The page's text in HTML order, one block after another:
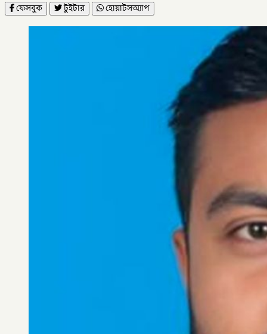
ফেসবুক
টুইটার হোয়াটসঅ্যাপ